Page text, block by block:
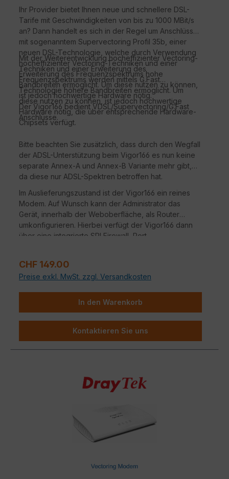
Ihr Provider bietet Ihnen neue und schnellere DSL-
Tarife mit Geschwindigkeiten von bis zu 1000 MBit/s
an? Dann handelt es sich in der Regel um Anschlüsse
mit sogenanntem Supervectoring Profil 35b, einer
neuen DSL-Technologie, welche durch Verwendung
hocheffizienter Vectoring-Techniken und einer
Erweiterung des Frequenzspektrums hohe
Bandbreiten ermöglicht. Um diese nutzen zu können,
ist jedoch hochwertige Hardware nötig.
Mit der Weiterentwicklung hocheffizienter Vectoring-
Techniken und einer Erweiterung des
Frequenzspektrums werden mittels G.Fast
Technologie höhere Bandbreiten ermöglicht. Um
diese nutzen zu können, ist jedoch hochwertige
Hardware nötig, die über entsprechende Hardware-
Chipsets verfügt.
Der Vigor166 bedient VDSL/Supervectoring/G.Fast
Anschlüsse.
Bitte beachten Sie zusätzlich, dass durch den Wegfall
der ADSL-Unterstützung beim Vigor166 es nun keine
separate Annex-A und Annex-B Variante mehr gibt,
da diese nur ADSL-Spektren betroffen hat.
Im Auslieferungszustand ist der Vigor166 ein reines
Modem. Auf Wunsch kann der Administrator das
Gerät, innerhalb der Weboberfläche, als Router
umkonfigurieren. Hierbei verfügt der Vigor166 dann
über eine integrierte SPI Firewall, Port
Regulärer Preis:
CHF 149.00
Preise exkl. MwSt. zzgl. Versandkosten
In den Warenkorb
Kontaktieren Sie uns